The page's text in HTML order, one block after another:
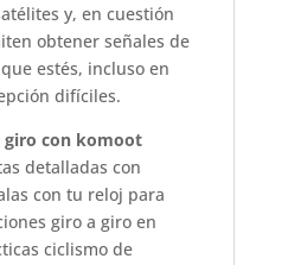
y, en cuestión
obtener señales de
estés, incluso en
difíciles.
giro con komoot
detalladas con
con tu reloj para
giro a giro en
ciclismo de